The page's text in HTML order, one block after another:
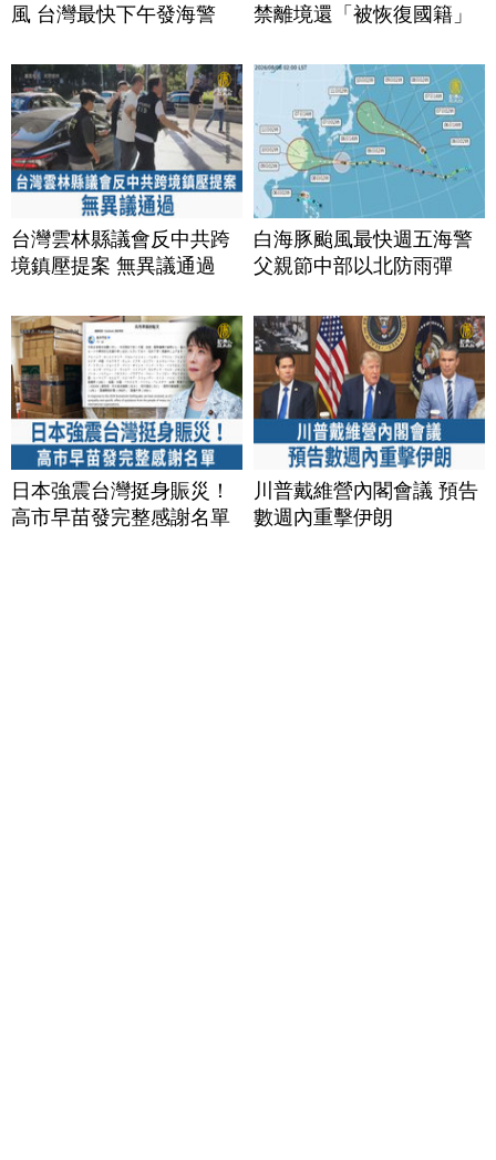
風 台灣最快下午發海警
禁離境還「被恢復國籍」
台灣雲林縣議會反中共跨
境鎮壓提案 無異議通過
白海豚颱風最快週五海警
父親節中部以北防雨彈
日本強震台灣挺身賑災！
高市早苗發完整感謝名單
川普戴維營內閣會議 預告
數週內重擊伊朗